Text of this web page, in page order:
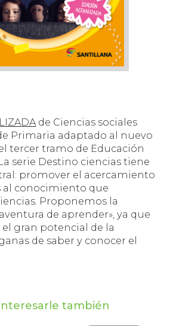
de Ciencias sociales
Primaria adaptado al nuevo
tercer tramo de Educación
serie Destino ciencias tiene
promover el acercamiento
al conocimiento que
Proponemos la
de aprender», ya que
gran potencial de la
de saber y conocer el
también